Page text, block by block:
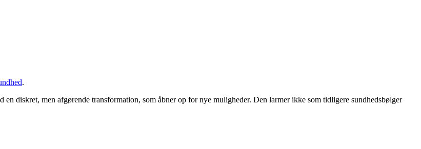
.
diskret, men afgørende transformation, som åbner op for nye muligheder. Den larmer ikke som tidligere sundhedsbølger